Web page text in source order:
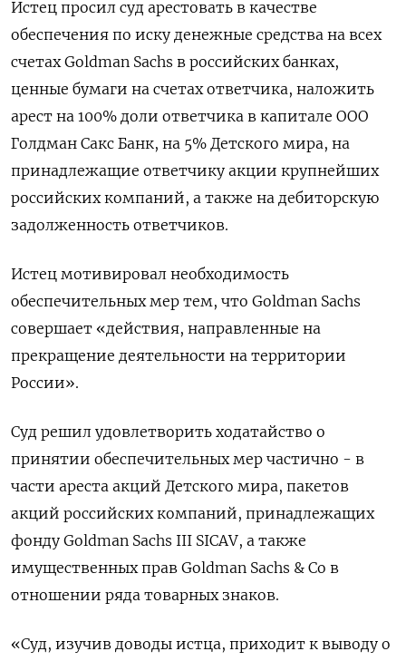
Истец просил суд арестовать в качестве
обеспечения по иску денежные средства на всех
счетах Goldman Sachs в российских банках,
ценные бумаги на счетах ответчика, наложить
арест на 100% доли ответчика в капитале ООО
Голдман Сакс Банк, на 5% Детского мира, на
принадлежащие ответчику акции крупнейших
российских компаний, а также на дебиторскую
задолженность ответчиков.
Истец мотивировал необходимость
обеспечительных мер тем, что Goldman Sachs
совершает «действия, направленные на
прекращение деятельности на территории
России».
Суд решил удовлетворить ходатайство о
принятии обеспечительных мер частично - в
части ареста акций Детского мира, пакетов
акций российских компаний, принадлежащих
фонду Goldman Sachs III SICAV, а также
имущественных прав Goldman Sachs & Co в
отношении ряда товарных знаков.
«Суд, изучив доводы истца, приходит к выводу о